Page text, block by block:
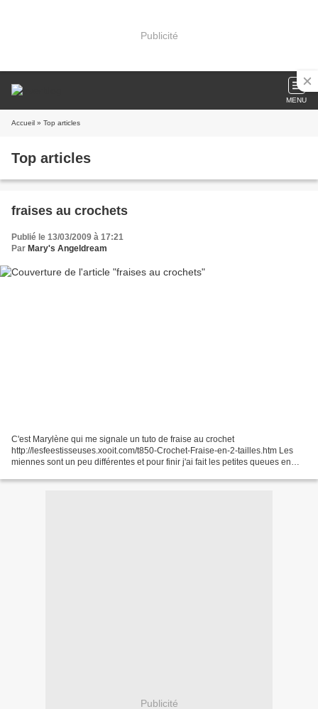
Publicité
MENU
Accueil » Top articles
Top articles
fraises au crochets
Publié le 13/03/2009 à 17:21
Par Mary's Angeldream
C'est Marylène qui me signale un tuto de fraise au crochet
http://lesfeestisseuses.xooit.com/t850-Crochet-Fraise-en-2-tailles.htm Les
miennes sont un peu différentes et pour finir j'ai fait les petites queues en
Publicité